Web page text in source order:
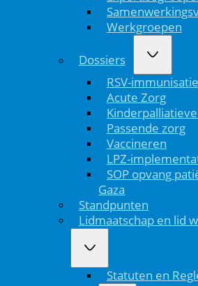
Werkgroepen
Dossiers
RSV-immunisatie
Acute Zorg
Passende zorg
Vaccineren
LPZ-
SOP opvang
Gaza
Standpunten
Lidmaatschap en lid
Statuten en
kinderen
Kinderen eerst. Dat is de
Lissy de Ridder, hoogleraar en